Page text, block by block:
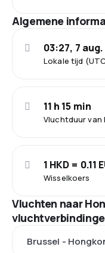
Algemene
Lokale tijd
03:27, 7
Vluchtduur van
11 h 15 min
Wisselkoers
1 HKD = 0.11
Vluchten naar
Brussel -